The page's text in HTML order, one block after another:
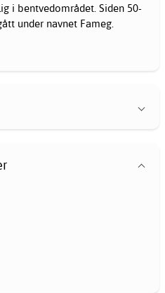
i bentvedområdet. Siden 50-
under navnet Fameg.